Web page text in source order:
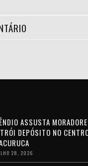
ASSUSTA
DEPÓSITO NO
28, 2026